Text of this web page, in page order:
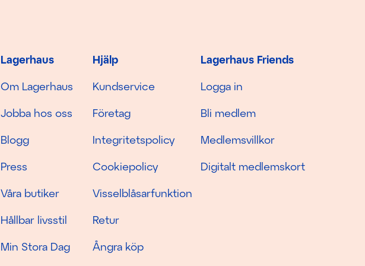
Lagerhaus
Om Lagerhaus
Jobba hos oss
Blogg
Press
Våra butiker
Hållbar livsstil
Min Stora Dag
Hjälp
Kundservice
Företag
Integritetspolicy
Cookiepolicy
Visselblåsarfunktion
Retur
Ångra köp
Lagerhaus Friends
Logga in
Bli medlem
Medlemsvillkor
Digitalt medlemskort